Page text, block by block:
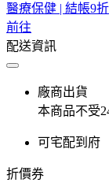
醫療保健 | 結帳9折
前往
配送資訊
廠商出貨
本商品不受
可宅配到府
折價券